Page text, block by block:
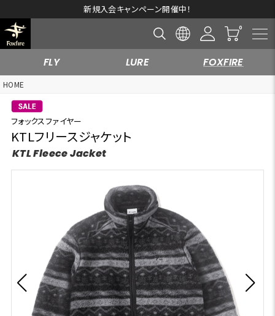
新規入会キャンペーン開催中！
FLY LURE FOXFIRE
HOME
フォックスファイヤー
KTLフリースジャケット
KTL Fleece Jacket